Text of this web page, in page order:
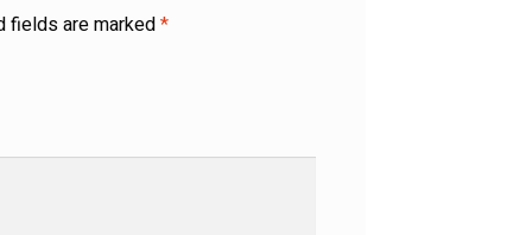
fields are marked*